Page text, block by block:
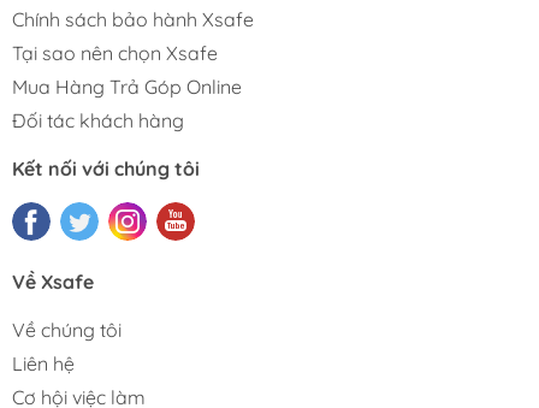
Chính sách bảo hành Xsafe
Tại sao nên chọn Xsafe
Mua Hàng Trả Góp Online
Đối tác khách hàng
Kết nối với chúng tôi
Về Xsafe
Về chúng tôi
Liên hệ
Cơ hội việc làm